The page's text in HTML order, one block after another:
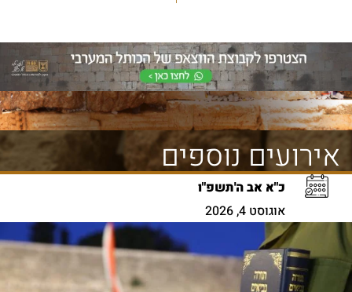
אירועים נוספים
כ"א אב ה'תשפ"ו
אוגוסט 4, 2026